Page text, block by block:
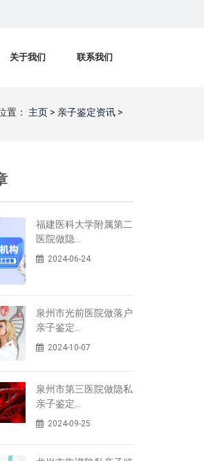
关于我们 联系我们
置： 主页 > 亲子鉴定资讯 >
福建医科大学附属第二
医院做隐…
2024-06-24
泉州市光前医院做落户
亲子鉴定…
2024-10-07
泉州市第三医院做隐私
亲子鉴定…
2024-09-25